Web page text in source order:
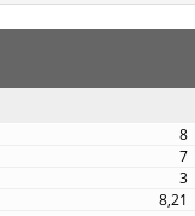
8
7
3
8,21